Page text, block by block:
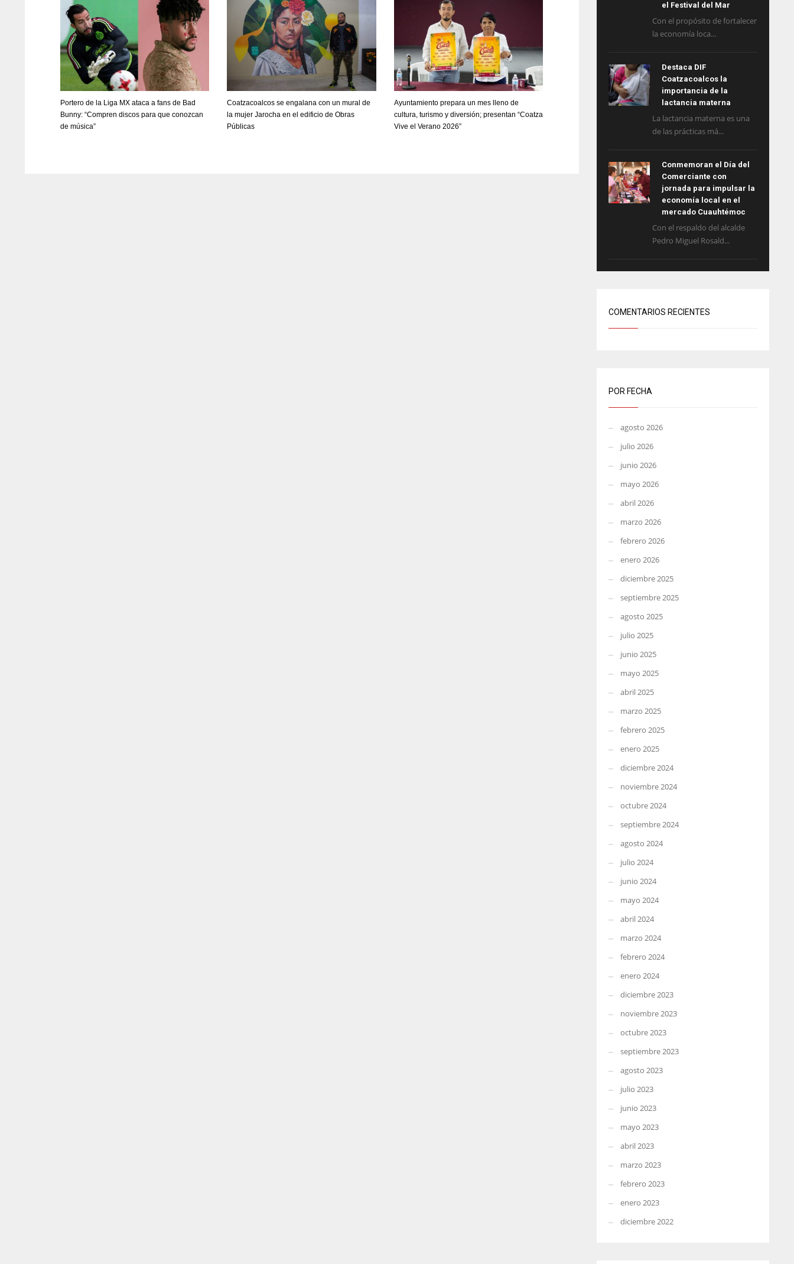
Portero de la Liga MX ataca a fans de Bad
Bunny: “Compren discos para que conozcan
de música”
Coatzacoalcos se engalana con un mural de
la mujer Jarocha en el edificio de Obras
Públicas
Ayuntamiento prepara un mes lleno de
cultura, turismo y diversión; presentan “Coatza
Vive el Verano 2026”
el Festival del Mar
Con el propósito de fortalecer
la economía loca...
Destaca DIF
Coatzacoalcos la
importancia de la
lactancia materna
La lactancia materna es una
de las prácticas má...
Conmemoran el Día del
Comerciante con
jornada para impulsar la
economía local en el
mercado Cuauhtémoc
Con el respaldo del alcalde
Pedro Miguel Rosald...
COMENTARIOS RECIENTES
POR FECHA
agosto 2026
julio 2026
junio 2026
mayo 2026
abril 2026
marzo 2026
febrero 2026
enero 2026
diciembre 2025
septiembre 2025
agosto 2025
julio 2025
junio 2025
mayo 2025
abril 2025
marzo 2025
febrero 2025
enero 2025
diciembre 2024
noviembre 2024
octubre 2024
septiembre 2024
agosto 2024
julio 2024
junio 2024
mayo 2024
abril 2024
marzo 2024
febrero 2024
enero 2024
diciembre 2023
noviembre 2023
octubre 2023
septiembre 2023
agosto 2023
julio 2023
junio 2023
mayo 2023
abril 2023
marzo 2023
febrero 2023
enero 2023
diciembre 2022